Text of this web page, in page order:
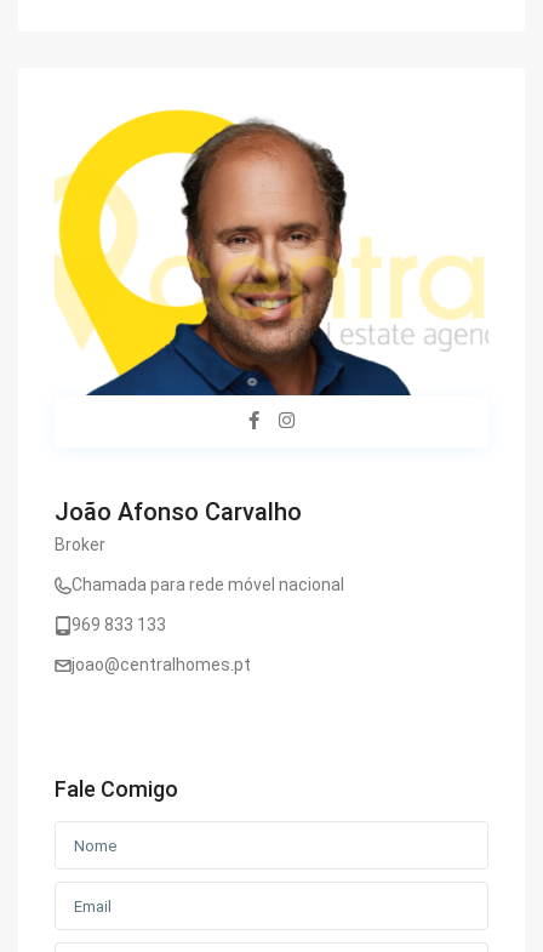
João Afonso Carvalho
Broker
Chamada para rede móvel nacional
969 833 133
joao@centralhomes.pt
Fale Comigo